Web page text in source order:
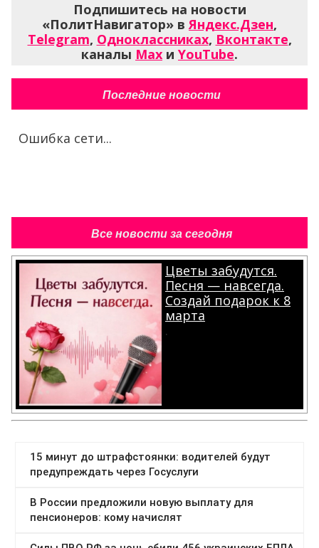
Подпишитесь на новости
«ПолитНавигатор» вЯндекс.Дзен,
Telegram, Одноклассниках, Вконтакте,
каналы Max и YouTube.
Последние новости
Ошибка сети...
Все новости за сегодня
Цветы забудутся.
Песня — навсегда.
Создай подарок к 8
марта
.